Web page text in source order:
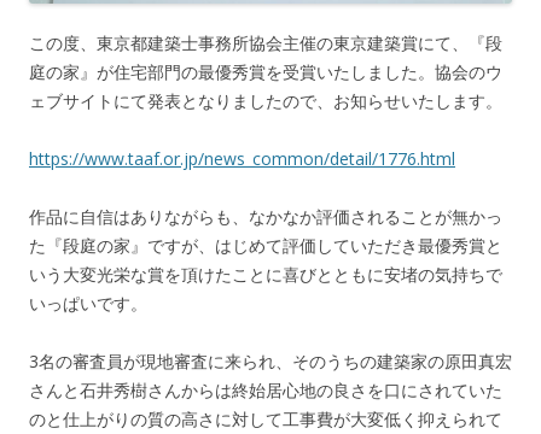
この度、東京都建築士事務所協会主催の東京建築賞にて、『段
庭の家』が住宅部門の最優秀賞を受賞いたしました。協会のウ
ェブサイトにて発表となりましたので、お知らせいたします。
https://www.taaf.or.jp/news_common/detail/1776.html
作品に自信はありながらも、なかなか評価されることが無かっ
た『段庭の家』ですが、はじめて評価していただき最優秀賞と
いう大変光栄な賞を頂けたことに喜びとともに安堵の気持ちで
いっぱいです。
3名の審査員が現地審査に来られ、そのうちの建築家の原田真宏
さんと石井秀樹さんからは終始居心地の良さを口にされていた
のと仕上がりの質の高さに対して工事費が大変低く抑えられて